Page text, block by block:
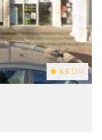
4.3 (24)